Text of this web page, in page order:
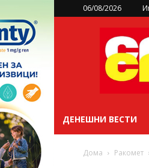
06/08/2026
ДЕНЕШНИ ВЕСТИ
Дома Ракомет